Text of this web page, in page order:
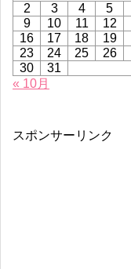
2
3 4 5
9
10 11 12
16
17 18 19
23
24 25 26
30
31
« 10月
スポンサーリンク